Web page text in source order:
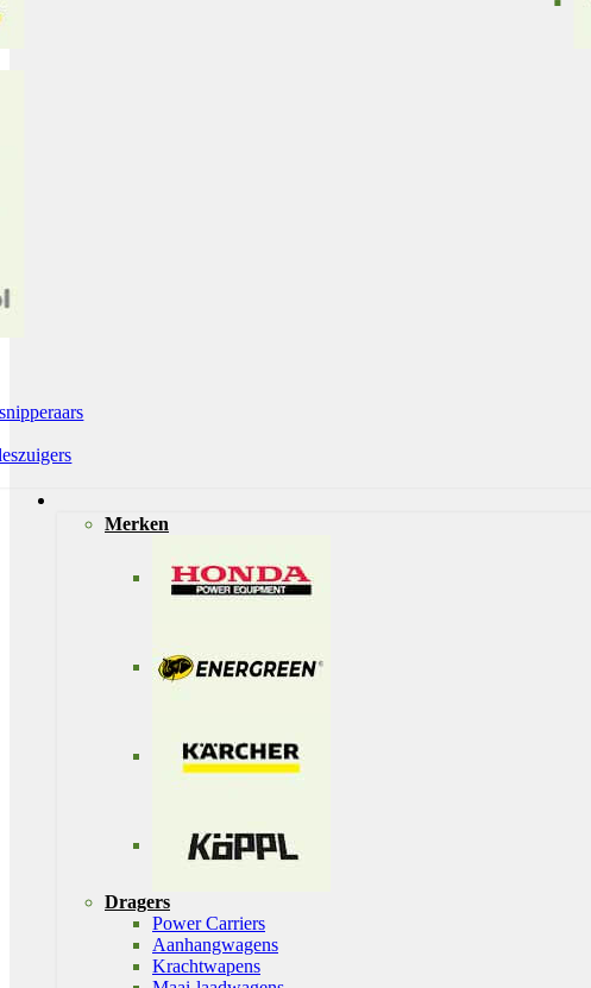
Merken
Dragers
Power Carriers
Aanhangwagens
Krachtwapens